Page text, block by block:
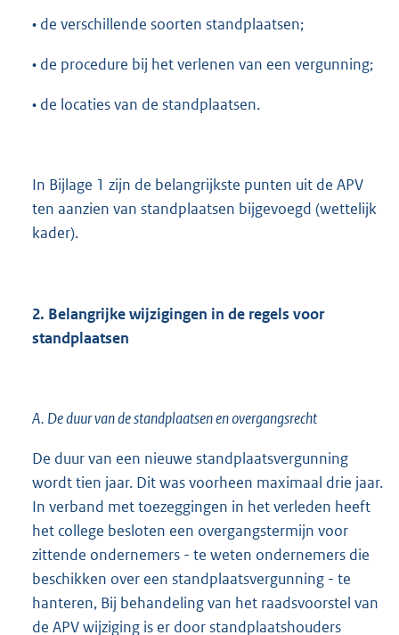
• de verschillende soorten standplaatsen;
• de procedure bij het verlenen van een vergunning;
• de locaties van de standplaatsen.
In Bijlage 1 zijn de belangrijkste punten uit de APV
ten aanzien van standplaatsen bijgevoegd (wettelijk
kader).
2. Belangrijke wijzigingen in de regels voor
standplaatsen
A. De duur van de standplaatsen en overgangsrecht
De duur van een nieuwe standplaatsvergunning
wordt tien jaar. Dit was voorheen maximaal drie jaar.
In verband met toezeggingen in het verleden heeft
het college besloten een overgangstermijn voor
zittende ondernemers - te weten ondernemers die
beschikken over een standplaatsvergunning - te
hanteren, Bij behandeling van het raadsvoorstel van
de APV wijziging is er door standplaatshouders